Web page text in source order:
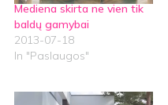
Mediena skirta ne vien tik
baldų gamybai
2013-07-18
In "Paslaugos"